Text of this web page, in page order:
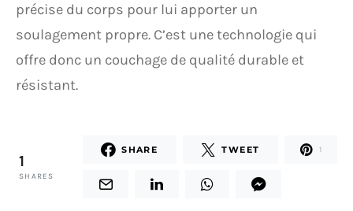
précise du corps pour lui apporter un
soulagement propre. C’est une technologie qui
offre donc un couchage de qualité durable et
résistant.
1
SHARES
SHARE TWEET 1